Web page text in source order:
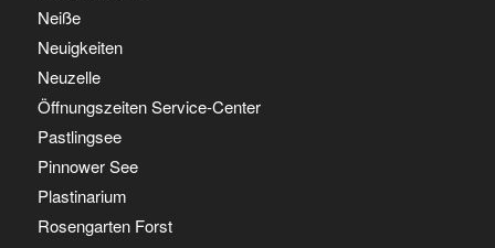
Neiße
Neuigkeiten
Neuzelle
Öffnungszeiten Service-Center
Pastlingsee
Pinnower See
Plastinarium
Rosengarten Forst